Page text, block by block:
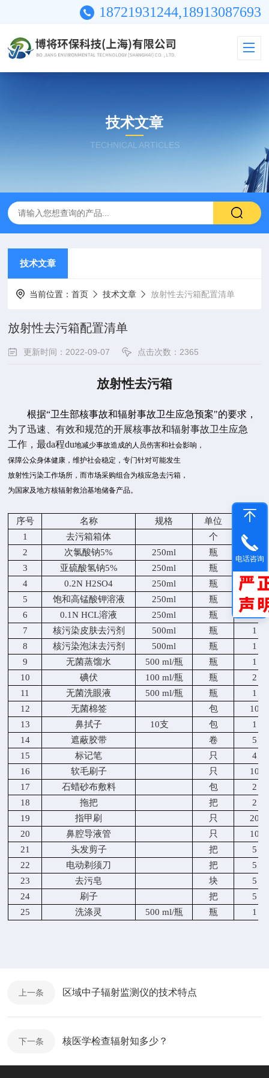
18721931244,18913087693
技术文章
TECHNICAL ARTICLES
技术文章
当前位置：首页 技术文章 放射性去污箱配置清单
放射性去污箱配置清单
更新时间：2022-09-07 点击次数：2365
放射性去污箱
根据“卫生部核事故和辐射事故卫生应急预案"的要求，
为了迅速、有效和规范的开展核事故和辐射事故卫生应急
工作，最da程du地减少事故造成的人员伤害和社会影响，
保障公众身体健康，维护社会稳定，专门针对可能发生
放射性污染工作场所，而市场采购组合为核应急去污箱，
为国家及地方核辐射救治基地储备产品。
序号 名称 规格 单位
数量
1
去污箱箱体 个
2
次氯酸钠5% 250ml 瓶
1
3
亚硫酸氢钠5% 250ml 瓶
4
0.2N H2SO4 250ml 瓶
1
5
饱和高锰酸钾溶液 250ml 瓶
1
6
0.1N HCL溶液 250ml 瓶
7
核污染皮肤去污剂 500ml 瓶
1
8
核污染泡沫去污剂 500ml 瓶
1
9
无菌蒸馏水 500 ml/瓶 瓶
1
10
碘伏 100 ml/瓶 瓶
2
11
无菌洗眼液 500 ml/瓶 瓶
1
12
无菌棉签 包
10
13
鼻拭子 10支 包
1
14
遮蔽胶带 卷
5
15
标记笔 只
4
16
软毛刷子 只
10
17
石蜡砂布敷料 包
2
18
拖把 把
2
19
指甲刷 只
20
20
鼻腔导液管 只
10
21
头发剪子 把
5
22
电动剃须刀 把
5
23
去污皂 块
5
24 刷子 把
5
25 洗涤灵 500 ml/瓶 瓶 1
上一条 区域中子辐射监测仪的技术特点
下一条 核医学检查辐射知多少？
电话咨询